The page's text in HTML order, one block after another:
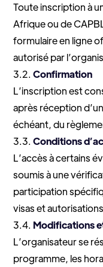
Toute inscription à
Afrique ou de
formulaire en ligne
autorisé par
3.2.Confirmation
L’inscription est
après réception
échéant, du
3.3.Conditions
L’accès à certains
soumis à une
participation
visas et
3.4. Modifications
L’organisateur se
programme, les